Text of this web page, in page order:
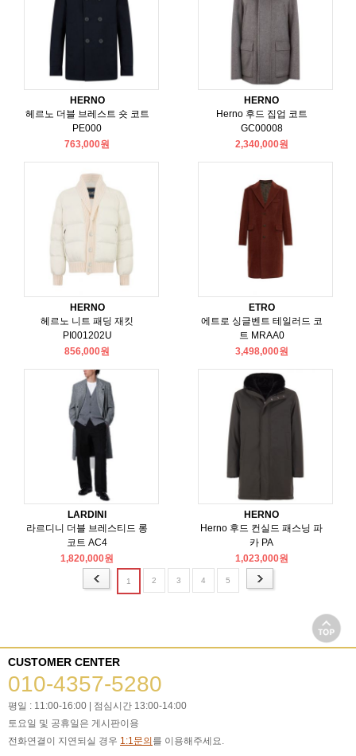
HERNO
헤르노 더블 브레스트 숏 코트
PE000
763,000원
HERNO
Herno 후드 집업 코트
GC00008
2,340,000원
HERNO
헤르노 니트 패딩 재킷
PI001202U
856,000원
ETRO
에트로 싱글벤트 테일러드 코
트 MRAA0
3,498,000원
LARDINI
라르디니 더블 브레스티드 롱
코트 AC4
1,820,000원
HERNO
Herno 후드 컨실드 패스닝 파
카 PA
1,023,000원
1 2 3 4 5
CUSTOMER CENTER
010-4357-5280
평일 : 11:00-16:00 | 점심시간 13:00-14:00
토요일 및 공휴일은 게시판이용
전화연결이 지연되실 경우 1:1문의 를 이용해주세요.